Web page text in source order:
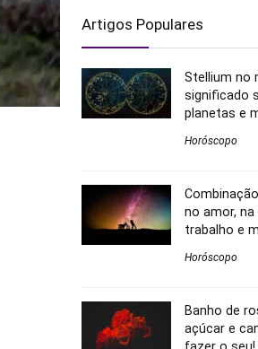
Artigos Populares
Stellium no
significado
planetas e
Horóscopo
no amor, na
trabalho e
Horóscopo
Banho de
açúcar e